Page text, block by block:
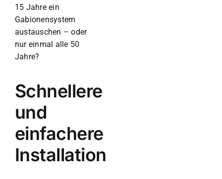
15 Jahre ein
Gabionensystem
austauschen – oder
nur einmal alle 50
Jahre?
Schnellere
und
einfachere
Installation